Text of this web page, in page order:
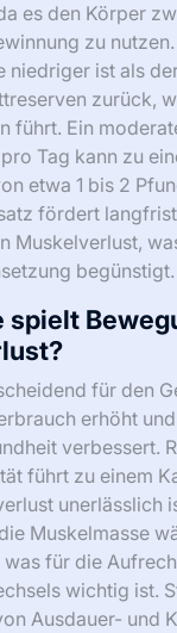
es den Körper
zu
niedriger ist als
zurück,
führt. Ein
Tag kann zu
etwa 1 bis 2
fördert
Muskelverlust,
begünstigt.
spielt
für den
erhöht
verbessert.
führt zu einem
unerlässlich
Muskelmasse
für die
wichtig ist.
Ausdauer- und